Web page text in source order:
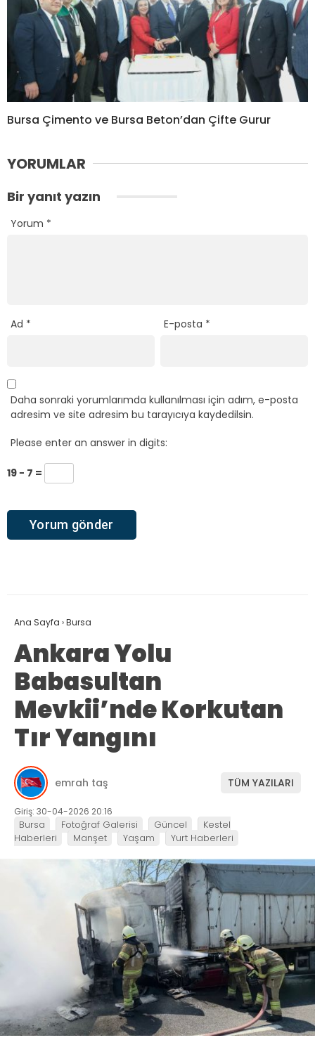
Bursa Çimento ve Bursa Beton’dan Çifte Gurur
YORUMLAR
Bir yanıt yazın
Yorum *
Ad * E-posta *
Daha sonraki yorumlarımda kullanılması için adım, e-posta
adresim ve site adresim bu tarayıcıya kaydedilsin.
Please enter an answer in digits:
19 − 7 =
Ana Sayfa ›Bursa
Ankara Yolu
Babasultan
Mevkii’nde Korkutan
Tır Yangını
emrah taş TÜM YAZILARI
Giriş: 30-04-2026 20:16
Bursa Fotoğraf Galerisi Güncel
Kestel
Haberleri
Manşet Yaşam Yurt Haberleri